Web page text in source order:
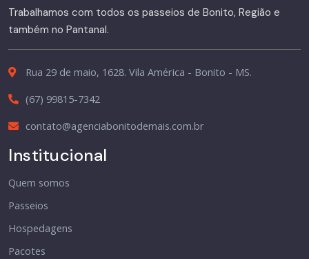
Trabalhamos com todos os passeios de Bonito, Região e
também no Pantanal.
Rua 29 de maio, 1628. Vila América - Bonito - MS.
(67) 99815-7342
contato@agenciabonitodemais.com.br
Institucional
Quem somos
Passeios
Hospedagens
Pacotes